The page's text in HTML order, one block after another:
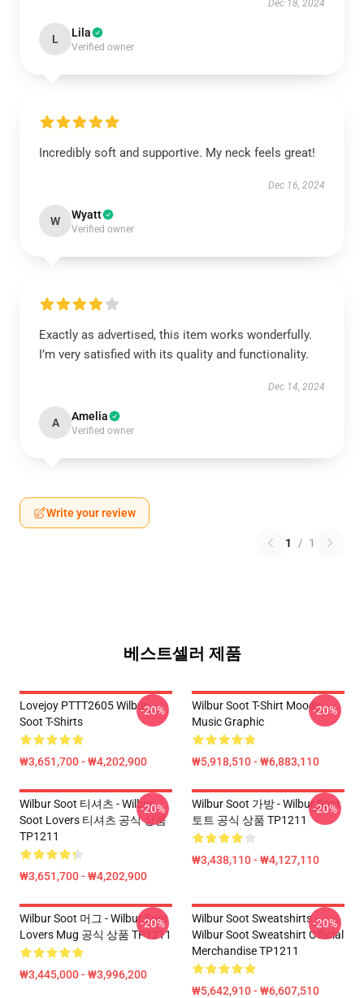
Dec 18, 2024
L Lila
Verified owner
Incredibly soft and supportive. My neck feels great!
Dec 16, 2024
W Wyatt
Verified owner
Exactly as advertised, this item works wonderfully.
I’m very satisfied with its quality and functionality.
Dec 14, 2024
A Amelia
Verified owner
Write your review
1 / 1
베스트셀러 제품
Lovejoy PTTT2605 Wilbur
Soot T-Shirts
₩3,651,700 - ₩4,202,900
-20%
Wilbur Soot T-Shirt Moody
Music Graphic
₩5,918,510 - ₩6,883,110
-20%
Wilbur Soot 티셔츠 - Wilbur
Soot Lovers 티셔츠 공식 상품
TP1211
₩3,651,700 - ₩4,202,900
-20%
Wilbur Soot 가방 - Wilbur Soot
토트 공식 상품 TP1211
₩3,438,110 - ₩4,127,110
-20%
Wilbur Soot 머그 - Wilbur Soot
Lovers Mug 공식 상품 TP1211
₩3,445,000 - ₩3,996,200
-20%
Wilbur Soot Sweatshirts -
Wilbur Soot Sweatshirt Official
Merchandise TP1211
₩5,642,910 - ₩6,607,510
-20%